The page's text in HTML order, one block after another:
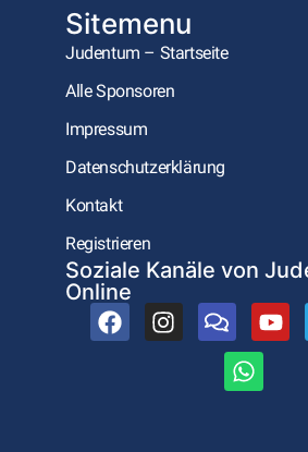
Sitemenu
Judentum – Startseite
Alle Sponsoren
Impressum
Datenschutzerklärung
Kontakt
Registrieren
Soziale Kanäle von
Online